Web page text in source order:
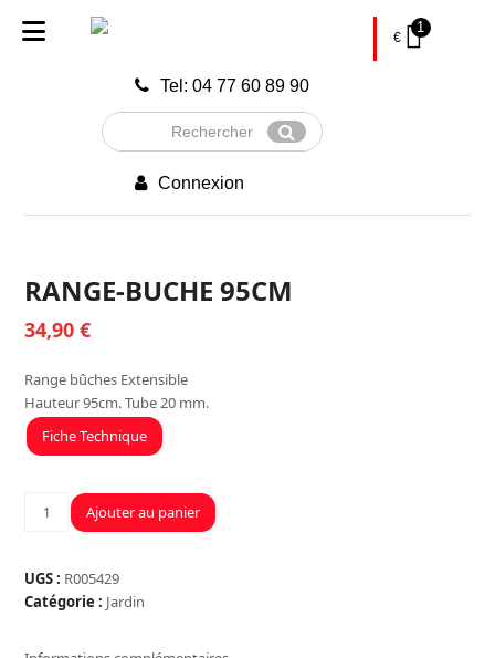
Tel: 04 77 60 89 90
Rechercher
Envoyer
Connexion
€
1
RANGE-BUCHE 95CM
34,90€
Range bûches Extensible
Hauteur 95cm. Tube 20 mm.
Fiche Technique
quantité
BUCHE
95CM
Ajouter au panier
UGS : R005429
Catégorie : Jardin